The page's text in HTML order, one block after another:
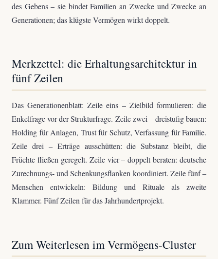
des Gebens – sie bindet Familien an Zwecke und Zwecke an
Generationen; das klügste Vermögen wirkt doppelt.
Merkzettel: die Erhaltungsarchitektur in
fünf Zeilen
Das Generationenblatt: Zeile eins – Zielbild formulieren: die
Enkelfrage vor der Strukturfrage. Zeile zwei – dreistufig bauen:
Holding für Anlagen, Trust für Schutz, Verfassung für Familie.
Zeile drei – Erträge ausschütten: die Substanz bleibt, die
Früchte fließen geregelt. Zeile vier – doppelt beraten: deutsche
Zurechnungs- und Schenkungsflanken koordiniert. Zeile fünf –
Menschen entwickeln: Bildung und Rituale als zweite
Klammer. Fünf Zeilen für das Jahrhundertprojekt.
Zum Weiterlesen im Vermögens-Cluster